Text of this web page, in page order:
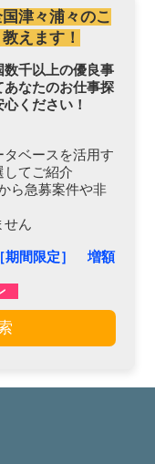
津々浦々のこ
えます！
千以上の優良事
なたのお仕事探
ください！
タベースを活用す
してご紹介
ら急募案件や非
せん
期間限定］ 増額